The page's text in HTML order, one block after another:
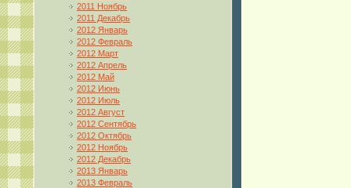
2011 Ноябрь
2011 Декабрь
2012 Январь
2012 Февраль
2012 Март
2012 Апрель
2012 Май
2012 Июнь
2012 Июль
2012 Август
2012 Сентябрь
2012 Октябрь
2012 Ноябрь
2012 Декабрь
2013 Январь
2013 Февраль